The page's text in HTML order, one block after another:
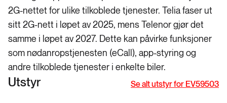
2G-nettet for ulike tilkoblede tjenester. Telia faser ut
sitt 2G-nett i løpet av 2025, mens Telenor gjør det
samme i løpet av 2027. Dette kan påvirke funksjoner
som nødanropstjenesten (eCall), app-styring og
andre tilkoblede tjenester i enkelte biler.
Utstyr Se alt utstyr for EV59503